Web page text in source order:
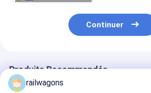
Continuer
Produits Recommandés
railwagons